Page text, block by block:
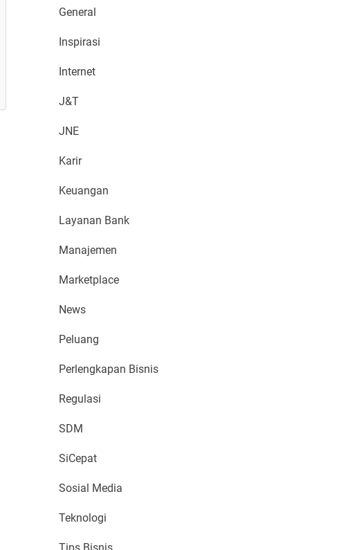
General
Inspirasi
Internet
J&T
JNE
Karir
Keuangan
Layanan Bank
Manajemen
Marketplace
News
Peluang
Perlengkapan Bisnis
Regulasi
SDM
SiCepat
Sosial Media
Teknologi